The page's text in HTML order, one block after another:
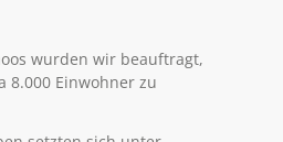
wurden wir beauftragt,
8.000 Einwohner zu